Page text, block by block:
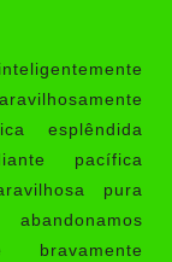
esplêndida
pacífica
pura
bravamente